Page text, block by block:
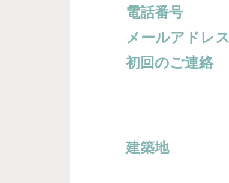
電話番号
メールアドレス
初回のご連絡
建築地